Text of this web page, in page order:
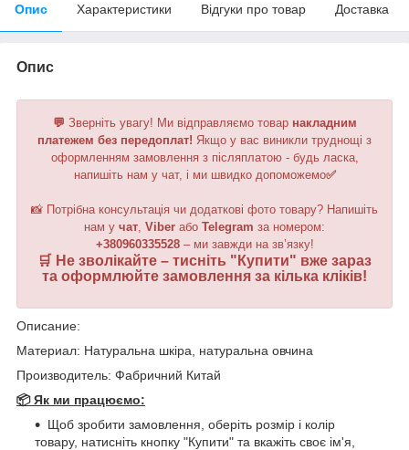
Опис Характеристики Відгуки про товар Доставка
Опис
💬 Зверніть увагу! Ми відправляємо товар накладним
платежем без передоплат! Якщо у вас виникли труднощі з
оформленням замовлення з післяплатою - будь ласка,
напишіть нам у чат, і ми швидко допоможемо✅
📸 Потрібна консультація чи додаткові фото товару? Напишіть
нам у чат Viber або Telegram за номером:
+380960335528– ми завжди на зв’язку!
🛒 Не зволікайте – тисніть " Купити" вже зараз
та оформлюйте замовлення за кілька кліків!
Описание:
Материал: Натуральна шкіра, натуральна овчина
Производитель: Фабричний Китай
📦 Як ми працюємо:
Щоб зробити замовлення, оберіть розмір і колір
товару, натисніть кнопку "Купити" та вкажіть своє ім'я,